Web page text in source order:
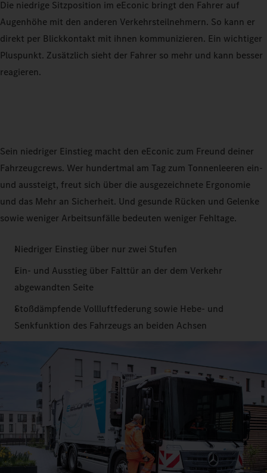
Die niedrige Sitzposition im eEconic bringt den Fahrer auf
Augenhöhe mit den anderen Verkehrsteilnehmern. So kann er
direkt per Blickkontakt mit ihnen kommunizieren. Ein wichtiger
Pluspunkt. Zusätzlich sieht der Fahrer so mehr und kann besser
reagieren.
Sein niedriger Einstieg macht den eEconic zum Freund deiner
Fahrzeugcrews. Wer hundertmal am Tag zum Tonnenleeren ein-
und aussteigt, freut sich über die ausgezeichnete Ergonomie
und das Mehr an Sicherheit. Und gesunde Rücken und Gelenke
sowie weniger Arbeitsunfälle bedeuten weniger Fehltage.
Niedriger Einstieg über nur zwei Stufen
Ein- und Ausstieg über Falttür an der dem Verkehr
abgewandten Seite
Stoßdämpfende Vollluftfederung sowie Hebe- und
Senkfunktion des Fahrzeugs an beiden Achsen